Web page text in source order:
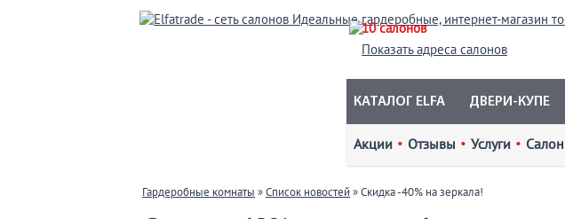
10 салонов
Показать адреса салонов
КАТАЛОГ ELFA ДВЕРИ-КУПЕ
Акции • Отзывы • Услуги •
Гардеробные комнаты »Список новостей » Скидка -40% на зеркала!